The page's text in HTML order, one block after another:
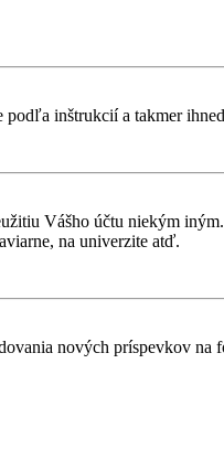
podľa inštrukcií a takmer
Vášho účtu niekým
na univerzite atď.
nových príspevkov na